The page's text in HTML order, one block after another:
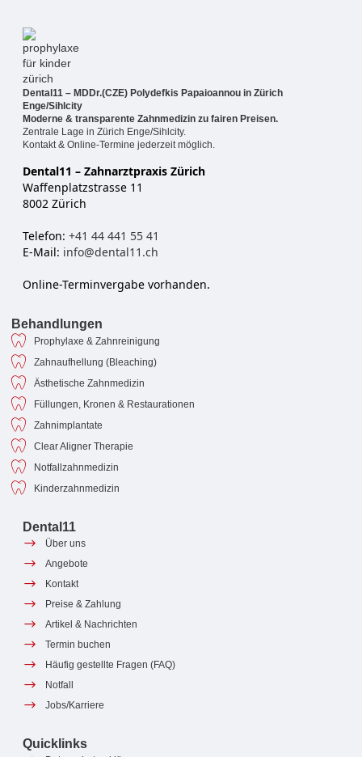
Dental11 – MDDr.(CZE) Polydefkis Papaioannou in Zürich
Enge/Sihlcity
Moderne & transparente Zahnmedizin zu fairen Preisen.
Zentrale Lage in Zürich Enge/Sihlcity.
Kontakt & Online-Termine jederzeit möglich.
Dental11 – Zahnarztpraxis Zürich
Waffenplatzstrasse 11
8002 Zürich
Telefon: +41 44 441 55 41
E-Mail: info@dental11.ch
Online-Terminvergabe vorhanden.
Behandlungen
Prophylaxe & Zahnreinigung
Zahnaufhellung (Bleaching)
Ästhetische Zahnmedizin
Füllungen, Kronen & Restaurationen
Zahnimplantate
Clear Aligner Therapie
Notfallzahnmedizin
Kinderzahnmedizin
Dental11
Über uns
Angebote
Kontakt
Preise & Zahlung
Artikel & Nachrichten
Termin buchen
Häufig gestellte Fragen (FAQ)
Notfall
Jobs/Karriere
Quicklinks